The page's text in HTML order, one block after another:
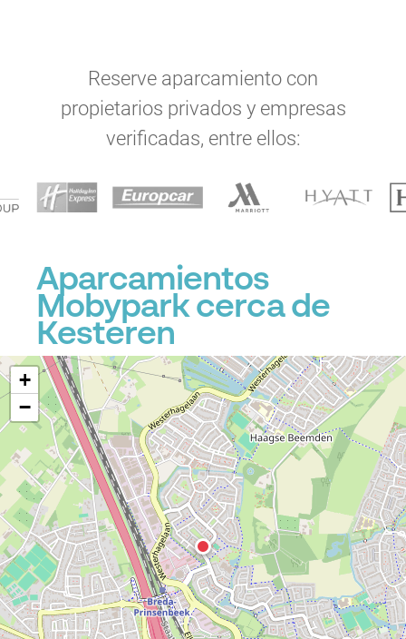
Reserve aparcamiento con
propietarios privados y empresas
verificadas, entre ellos:
Aparcamientos
Mobypark cerca de
Kesteren
+
−